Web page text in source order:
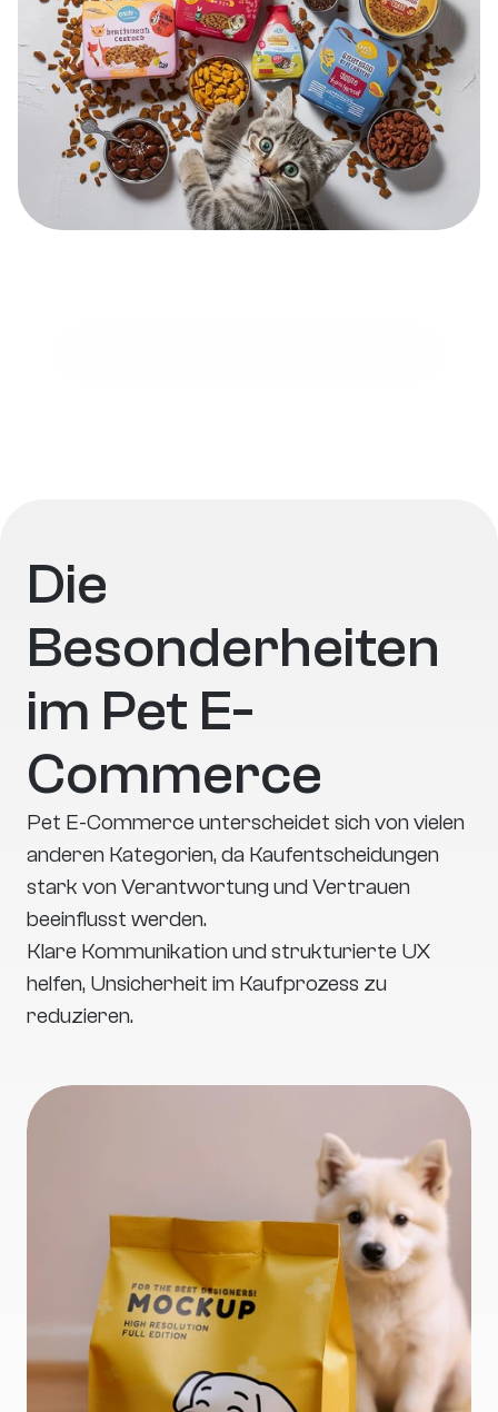
Die
Besonderheiten
im Pet E-
Commerce
Pet E-Commerce unterscheidet sich von vielen
anderen Kategorien, da Kaufentscheidungen
stark von Verantwortung und Vertrauen
beeinflusst werden.
Klare Kommunikation und strukturierte UX
helfen, Unsicherheit im Kaufprozess zu
reduzieren.